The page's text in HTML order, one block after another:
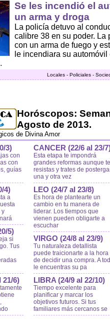
Se les incendió el
un arma y droga
La policía detuvo al
calibre 38 en su poder. La
con un arma de fuego y
le incendiara su
Locales - Policiales -
Horóscopos:
Agosto de 2013.
de Divina Amor
3)
con
con
guías
4)
a
y
5)
si
Tus
21/6)
CANCER (22/6 al 23/
Esta etapa te impondrá
grandes reformas aunque te
resistas y trates de
una y otra vez
LEO (24/7 al 23/8)
Es hora de plantearte un
cambio en tu manera de
liderar. Los tiempos que
vienen pueden obligarte a
escuchar
VIRGO (24/8 al 23/9)
Tu naturaleza detallista
puede traicionarte a la hora
de decidir una compra. A
le encuentras su pa
LIBRA (24/9 al 22/10)
Tiempo excelente para
planificar y marcar los
objetivos futuros. Si tus
familiares más cercanos se